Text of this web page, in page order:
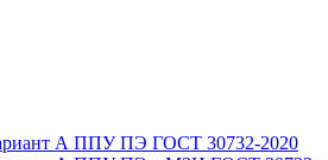
А ППУ ПЭ ГОСТ 30732-2020